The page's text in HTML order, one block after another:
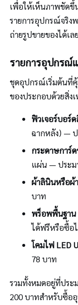
เพื่อให้เห็นภาพชัดขึ้
รายการอุปกรณ์จริง
ถ่ายรูปขายของได้เ
รายการอุปกรณ์
ชุดอุปกรณ์เริ่มต้นที่
ของประกอบด้วยสิ่ง
ฟิวเจอร์บอร์ด
ฉากหลัง) —
กระดาษการ์
แผ่น — ประ
ผ้าลินินหรือผ้
บาท
พร็อพพื้นฐาน
ได้ฟรีหรือซื้อ
โคมไฟ LED
78 บาท
รวมทั้งหมดอยู่ที่ประ
200 บาทสำหรับซื้อ